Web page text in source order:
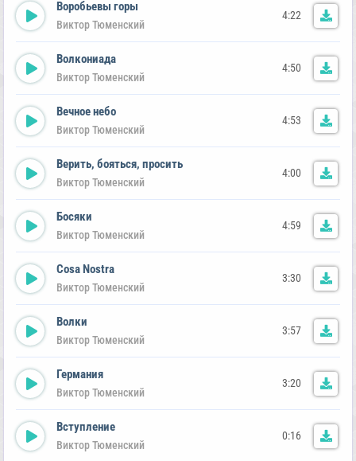
Воробьевы горы
Виктор Тюменский
4:22
Волкониада
Виктор Тюменский
4:50
Вечное небо
Виктор Тюменский
4:53
Верить, бояться, просить
Виктор Тюменский
4:00
Босяки
Виктор Тюменский
4:59
Cosa Nostra
Виктор Тюменский
3:30
Волки
Виктор Тюменский
3:57
Германия
Виктор Тюменский
3:20
Вступление
Виктор Тюменский
0:16